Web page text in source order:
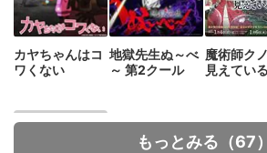
カヤちゃんはコ
ワくない
地獄先生ぬ～べ
～ 第2クール
魔術師ク
見えている
もっとみる（67）